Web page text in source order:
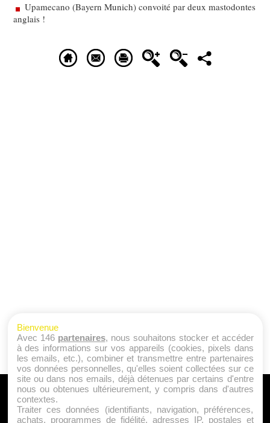
Upamecano (Bayern Munich) convoité par deux mastodontes
anglais !
A PROPOS
Qui sommes nous ?
Bienvenue
Avec 146 partenaires, nous souhaitons stocker et accéder
à des informations sur vos appareils (cookies, pixels dans
les emails, etc.), combiner et transmettre entre partenaires
vos données personnelles, qu'elles soient collectées sur ce
site ou dans nos emails, déjà détenues par certains d'entre
nous ou obtenues ultérieurement, y compris dans d'autres
contextes.
Traiter ces données (identifiants, navigation, préférences,
achats, programmes de fidélité, adresses IP, postales et